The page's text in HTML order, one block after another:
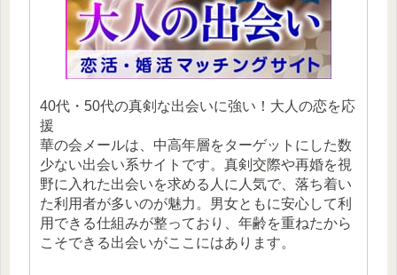
40代・50代の真剣な出会いに強い！大人の恋を応
援
華の会メールは、中高年層をターゲットにした数
少ない出会い系サイトです。真剣交際や再婚を視
野に入れた出会いを求める人に人気で、落ち着い
た利用者が多いのが魅力。男女ともに安心して利
用できる仕組みが整っており、年齢を重ねたから
こそできる出会いがここにはあります。